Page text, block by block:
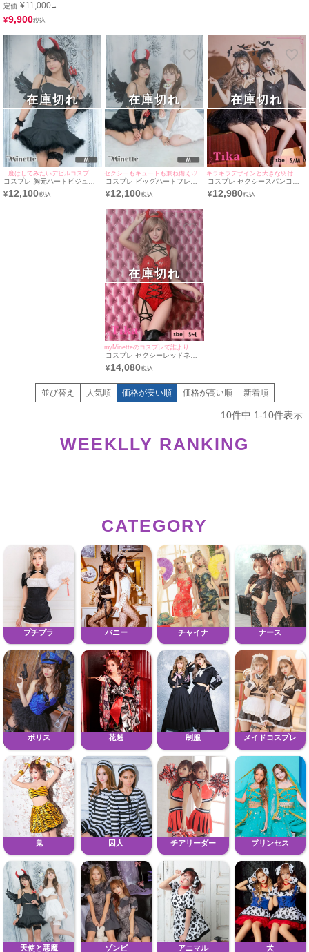
ーターリング2個/ニーハイソッ
クス)
定価 ¥11,000→
¥9,900
コスプレ 胸元ハートビジュー
マーメイドファーフリルスカー
トセットアップセクシーガーリ
¥12,100
在庫切れ
セクシーもキュートも兼ね備え♡
コスプレ ビッグハートフレア
ファースカートペアセクシーガ
ーリーエンジェル&デビル
¥12,100
在庫切れ
キラキラデザインと大きな羽付きコスプレで映える♪
コスプレ セクシースパンコー
ル付きツインフレアスカートバ
ットデビル [5点セット] (レオタ
¥12,980
在庫切れ
コスプレ セクシーレッドネタ
デビル インポートハロウィン
コスプレ3点セット [ボディス
～L)
¥14,080
在庫切れ
並び替え 人気順 価格が安い順 価格が高い順 新着順
10件中 1-10件表示
WEEKLLY RANKING
CATEGORY
プチプラ バニー チャイナ ナース
ポリス 花魁 制服 メイドコスプレ
鬼 囚人 チアリーダー プリンセス
天使と悪魔 ゾンビ アニマル 犬